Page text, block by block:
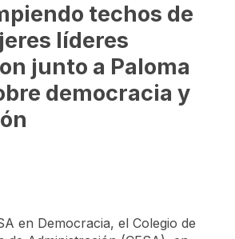
techos de
líderes
junto a Paloma
democracia y
en Democracia, el Colegio de